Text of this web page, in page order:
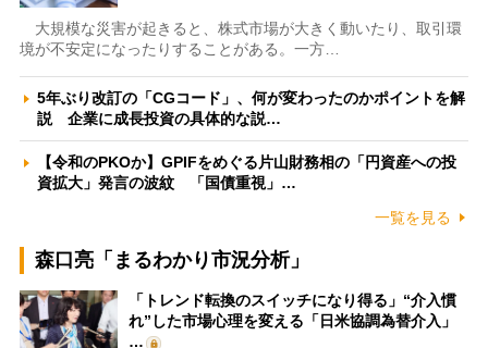
大規模な災害が起きると、株式市場が大きく動いたり、取引環
境が不安定になったりすることがある。一方…
5年ぶり改訂の「CGコード」、何が変わったのかポイントを解
説 企業に成長投資の具体的な説…
【令和のPKOか】GPIFをめぐる片山財務相の「円資産への投
資拡大」発言の波紋 「国債重視」…
一覧を見る
森口亮「まるわかり市況分析」
「トレンド転換のスイッチになり得る」“介入慣
れ”した市場心理を変える「日米協調為替介入」
…